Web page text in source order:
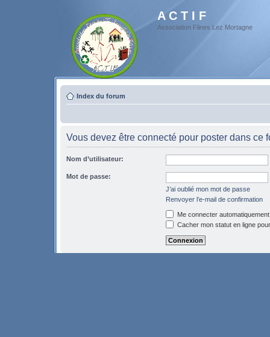
A C T I F
Association Flines Lez Mortagne
Index du forum
Vous devez être connecté pour poster dans ce
Nom d’utilisateur:
Mot de passe:
J’ai oublié mon mot de passe
Renvoyer l’e-mail de confirmation
Me connecter
Cacher mon statut en ligne